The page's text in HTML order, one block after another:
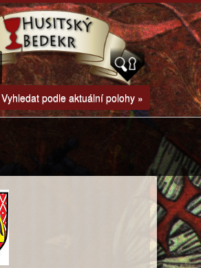
Vyhledat podle aktuální polohy »